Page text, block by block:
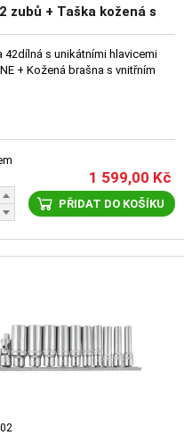
zubů + Taška kožená s
zipem
42dílná s unikátními hlavicemi
+ Kožená brašna s vnitřním
1 599,00 Kč
PŘIDAT DO KOŠÍKU